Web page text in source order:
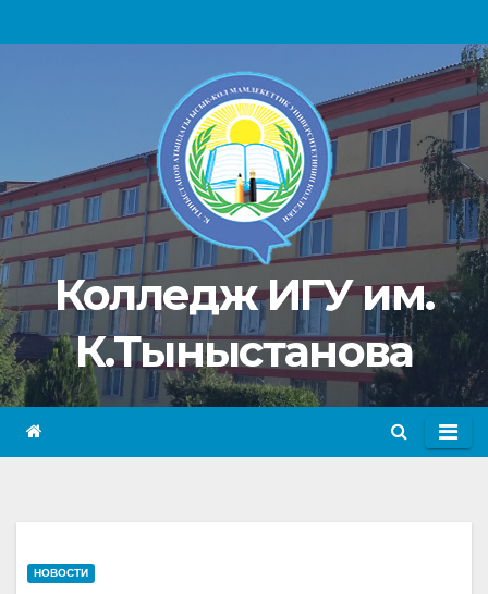
к
Колледж ИГУ им.
К.Тыныстанова
НОВОСТИ